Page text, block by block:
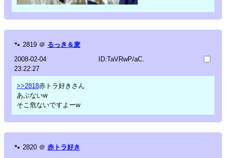
🐾 2819 ＠ るっき＆麦
2008-02-04
23:22:27
ID:TaVRwP/aC.
>>2818赤トラ好きさん
あぶないw
そこ危ないですよーw
🐾 2820 ＠ 赤トラ好き